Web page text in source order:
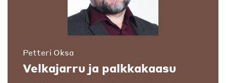
Petteri Oksa
Velkajarru ja palkkakaasu